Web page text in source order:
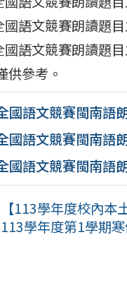
語文競賽朗讀題
語文競賽朗讀題
供參考。
國語文競賽閩南語
國語文競賽閩南語
國語文競賽閩南語
【113學年度校內
113學年度第1學期